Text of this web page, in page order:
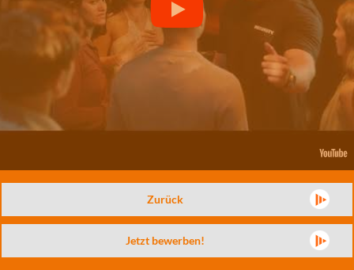
Zurück
Jetzt bewerben!